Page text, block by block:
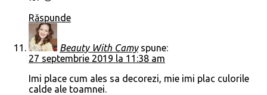
Răspunde
Beauty With Camy spune:
27 septembrie 2019 la 11:38 am
Imi place cum ales sa decorezi, mie imi plac culorile
calde ale toamnei.